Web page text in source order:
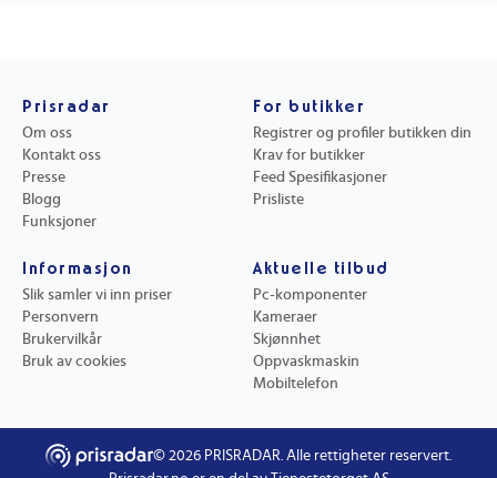
Prisradar
Om oss
Kontakt oss
Presse
Blogg
Funksjoner
For butikker
Registrer og profiler butikken din
Krav for butikker
Feed Spesifikasjoner
Prisliste
Informasjon
Slik samler vi inn priser
Personvern
Brukervilkår
Bruk av cookies
Aktuelle tilbud
Pc-komponenter
Kameraer
Skjønnhet
Oppvaskmaskin
Mobiltelefon
© 2026 PRISRADAR. Alle rettigheter reservert.